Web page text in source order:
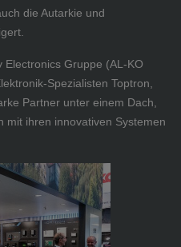
die Autarkie und
Electronics Gruppe (AL-KO
Spezialisten Toptron,
Partner unter einem Dach,
mit ihren innovativen Systemen